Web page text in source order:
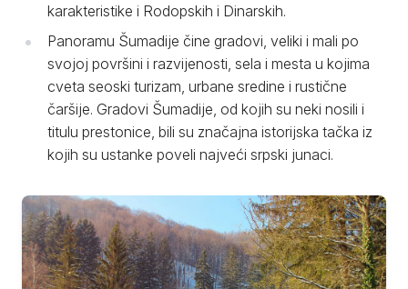
karakteristike i Rodopskih i Dinarskih.
Panoramu Šumadije čine gradovi, veliki i mali po
svojoj površini i razvijenosti, sela i mesta u kojima
cveta seoski turizam, urbane sredine i rustične
čaršije. Gradovi Šumadije, od kojih su neki nosili i
titulu prestonice, bili su značajna istorijska tačka iz
kojih su ustanke poveli najveći srpski junaci.